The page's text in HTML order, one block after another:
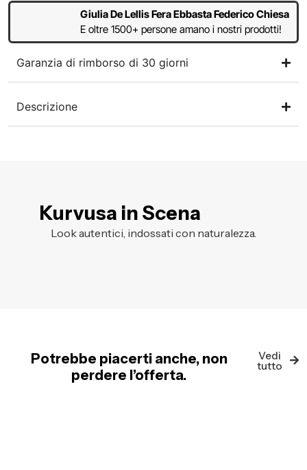
Giulia De Lellis Fera Ebbasta Federico Chiesa
E oltre 1500+ persone amano i nostri prodotti!
Garanzia di rimborso di 30 giorni
Descrizione
Kurvusa in Scena
Look autentici, indossati con naturalezza.
Potrebbe piacerti anche, non
perdere l’offerta.
Vedi
tutto